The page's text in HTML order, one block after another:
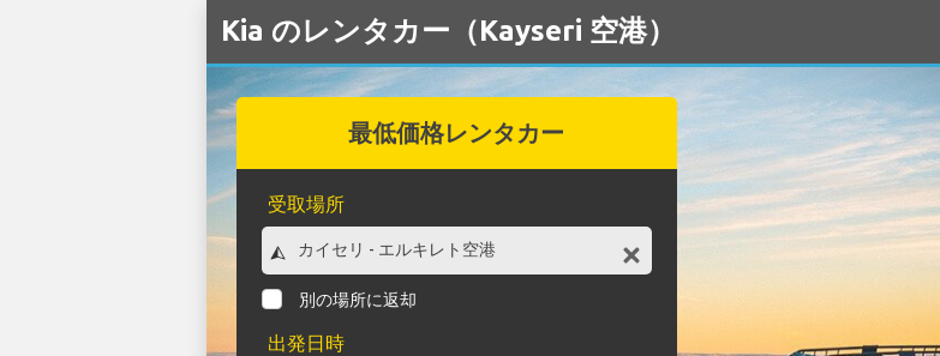
Kia のレンタカー（Kayseri 空港）
最低価格レンタカー
受取場所
別の場所に返却
出発日時